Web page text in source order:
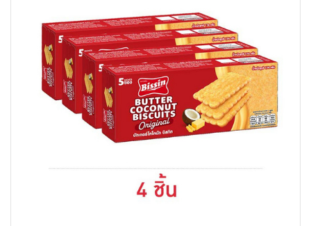
ย้อนกลับ
เครื่องดื่มและผงชงดื่ม
เครื่องปรุงรสและของแห้ง
ย้อนกลับ
ย้อนกลับ
ย้อนกลับ
ย้อนกลับ
ย้อนกลับ
ย้อนกลับ
ย้อนกลับ
ย้อนกลับ
ย้อนกลับ
พระเครื่อง test pop
ย้อนกลับ